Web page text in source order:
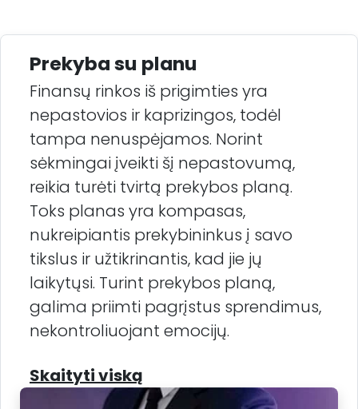
Prekyba su planu
Finansų rinkos iš prigimties yra
nepastovios ir kaprizingos, todėl
tampa nenuspėjamos. Norint
sėkmingai įveikti šį nepastovumą,
reikia turėti tvirtą prekybos planą.
Toks planas yra kompasas,
nukreipiantis prekybininkus į savo
tikslus ir užtikrinantis, kad jie jų
laikytųsi. Turint prekybos planą,
galima priimti pagrįstus sprendimus,
nekontroliuojant emocijų.
Skaityti viską